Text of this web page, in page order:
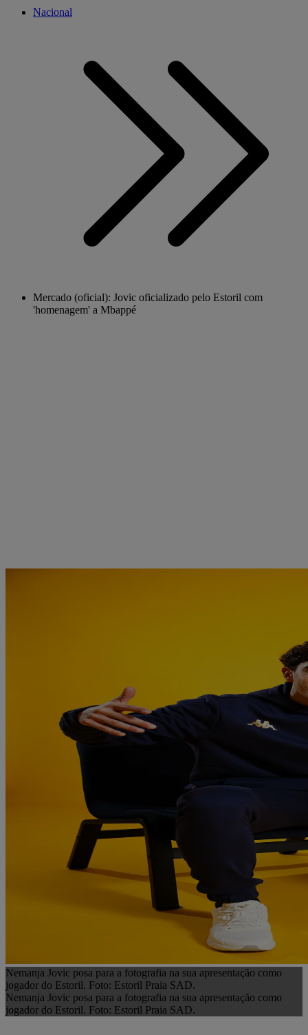
Nacional
Mercado (oficial): Jovic oficializado pelo Estoril com
'homenagem' a Mbappé
Nemanja Jovic posa para a fotografia na sua apresentação como
jogador do Estoril. Foto: Estoril Praia SAD.
Nemanja Jovic posa para a fotografia na sua apresentação como
jogador do Estoril. Foto: Estoril Praia SAD.